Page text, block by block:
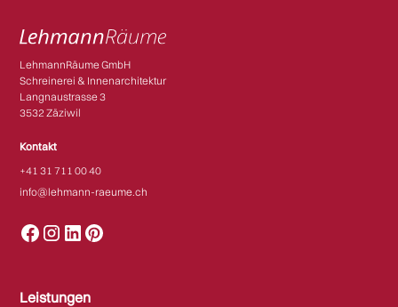
LehmannRäume GmbH
Schreinerei & Innenarchitektur
Langnaustrasse 3
3532 Zäziwil​​
Kontakt
+41 31 711 00 40
info@lehmann-raeume.ch
Leistungen